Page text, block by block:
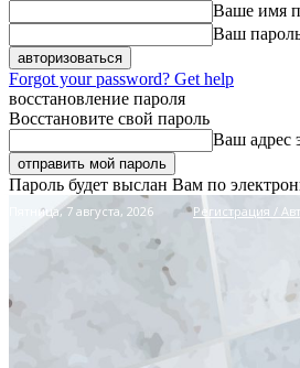
Ваше имя
Ваш
Forgot your password? Get help
восстановление пароля
Восстановите свой пароль
Ваш адрес
Пароль будет выслан Вам по
Пятница, 7 августа, 2026 Регистрация /